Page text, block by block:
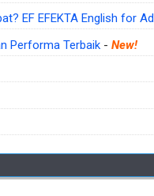
EF EFEKTA English for
Performa Terbaik- New!